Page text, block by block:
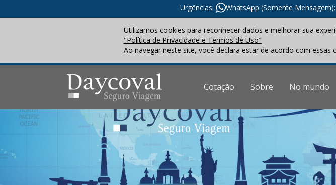
Urgências: WhatsApp (Somente
Utilizamos cookies para reconhecer dados e melhorar sua
"Política de Privacidade e Termos de Uso"
Ao navegar neste site, você declara estar de acordo com essas
Cotação Sobre No mundo